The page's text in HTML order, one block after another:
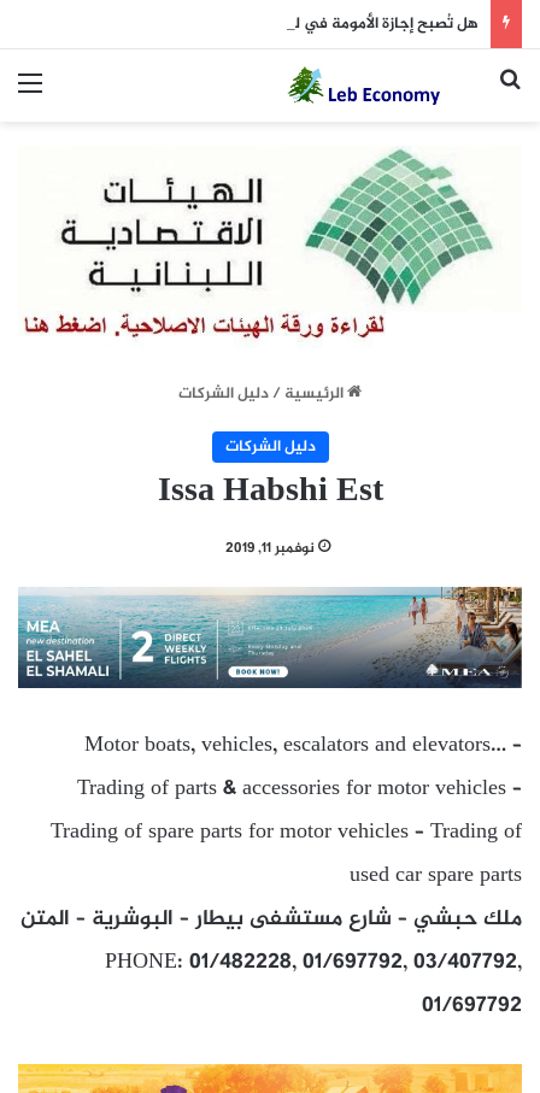
هل تُصبح إجازة الأمومة في لبنان 14 أسبوعاً؟
بحث عن
الرئيسية/دليل الشركات
دليل الشركات
Issa Habshi Est
نوفمبر 11, 2019
Motor boats, vehicles, escalators and elevators… –
Trading of parts & accessories for motor vehicles –
Trading of spare parts for motor vehicles – Trading of
used car spare parts
ملك حبشي – شارع مستشفى بيطار – البوشرية – المتن
PHONE: 01/482228, 01/697792, 03/407792,
01/697792